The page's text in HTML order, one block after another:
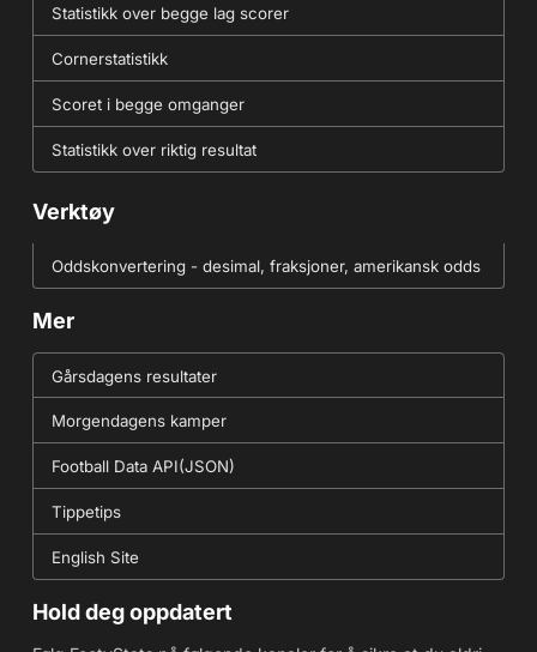
Statistikk over begge lag scorer
Cornerstatistikk
Scoret i begge omganger
Statistikk over riktig resultat
Verktøy
Oddskonvertering - desimal, fraksjoner, amerikansk odds
Mer
Gårsdagens resultater
Morgendagens kamper
Football Data API(JSON)
Tippetips
English Site
Hold deg oppdatert